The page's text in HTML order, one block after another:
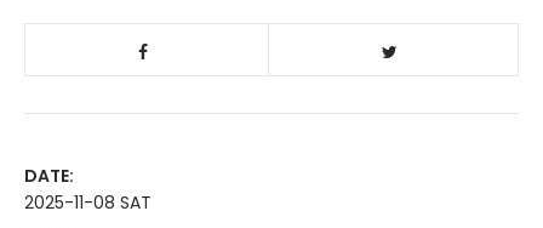
DATE:
2025-11-08 SAT